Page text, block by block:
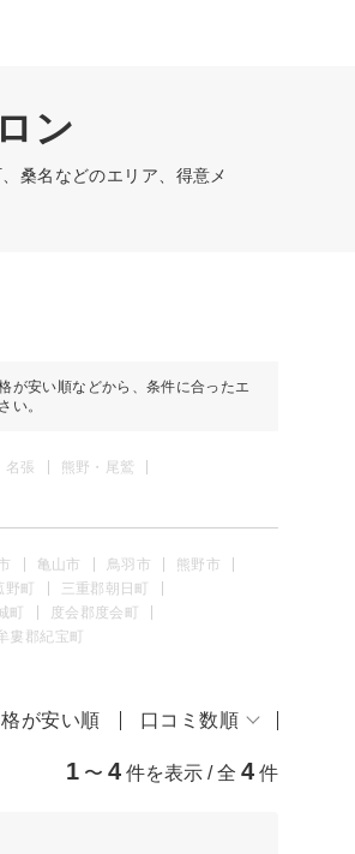
ン
桑名などのエリア、得意メ
が安い順などから、条件に合ったエ
い。
名張
熊野・尾鷲
亀山市 鳥羽市
熊野市
町
三重郡朝日町
町
度会郡度会町
婁郡紀宝町
が安い順 口コミ数順
1 〜 4 件を表示 / 全 4 件